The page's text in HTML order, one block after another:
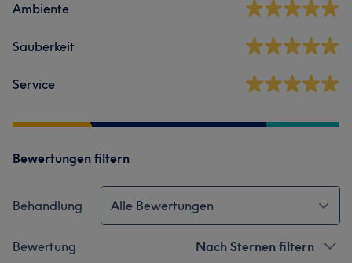
Ambiente
Sauberkeit
Service
Bewertungen filtern
Behandlung Alle Bewertungen
Bewertung Nach Sternen filtern